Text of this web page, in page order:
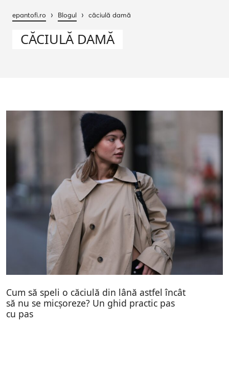
epantofi.ro › Blogul › căciulă damă
CĂCIULĂ DAMĂ
Cum să speli o căciulă din lână astfel încât
să nu se micșoreze? Un ghid practic pas
cu pas